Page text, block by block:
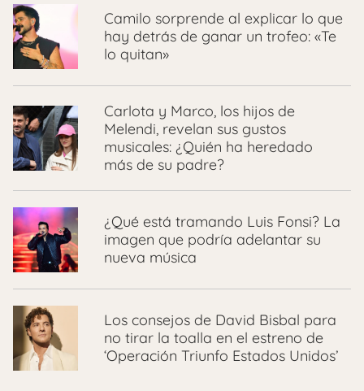
Camilo sorprende al explicar lo que
hay detrás de ganar un trofeo: «Te
lo quitan»
Carlota y Marco, los hijos de
Melendi, revelan sus gustos
musicales: ¿Quién ha heredado
más de su padre?
¿Qué está tramando Luis Fonsi? La
imagen que podría adelantar su
nueva música
Los consejos de David Bisbal para
no tirar la toalla en el estreno de
‘Operación Triunfo Estados Unidos’